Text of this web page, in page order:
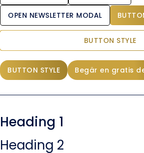
OPEN NEWSLETTER MODAL
BUTTON STYLE
BUTTON STYLE Begär en gratis
Heading 1
Heading 2